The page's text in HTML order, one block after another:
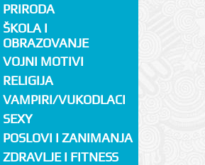
PRIRODA
ŠKOLA I
OBRAZOVANJE
VOJNI MOTIVI
RELIGIJA
VAMPIRI/VUKODLACI
SEXY
POSLOVI I ZANIMANJA
ZDRAVLJE I FITNESS